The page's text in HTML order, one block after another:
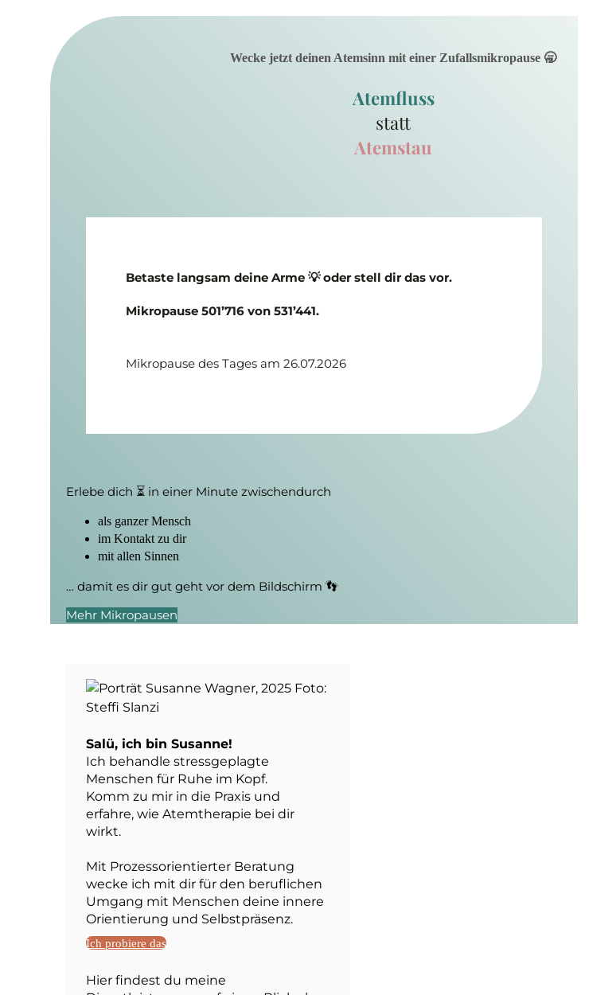
Wecke jetzt deinen Atemsinn mit einer Zufallsmikropause 🥱
Atemfluss
statt
Atemstau
Betaste langsam deine Arme 💡 oder stell dir das vor.
Mikropause 501’716 von 531’441.
Mikropause des Tages am 26.07.2026
Erlebe dich ⏳ in einer Minute zwischendurch
als ganzer Mensch
im Kontakt zu dir
mit allen Sinnen
… damit es dir gut geht vor dem Bildschirm 👣
Mehr Mikropausen
Salü, ich bin Susanne!
Ich behandle stressgeplagte
Menschen für Ruhe im Kopf.
Komm zu mir in die Praxis und
erfahre, wie Atemtherapie bei dir
wirkt.
Mit Prozessorientierter Beratung
wecke ich mit dir für den beruflichen
Umgang mit Menschen deine innere
Orientierung und Selbstpräsenz.
Ich probiere das
Hier findest du meine